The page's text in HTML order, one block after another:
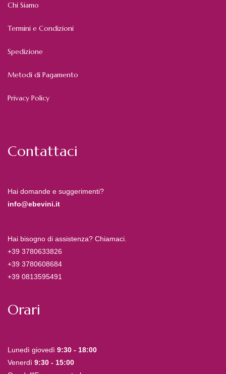
Chi Siamo
Termini e Condizioni
Spedizione
Metodi di Pagamento
Privacy Policy
Contattaci
Hai domande e suggerimenti?
info@ebevini.it
Hai bisogno di assistenza? Chiamaci.
+39 3780633826
+39 3780608684
+39 0813595491
Orari
Lunedì giovedì 9:30 - 18:00
Venerdì 9:30 - 15:00